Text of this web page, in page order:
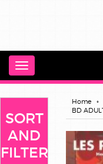
Toggle
navigation
SORT
AND
FILTER
Home
BD